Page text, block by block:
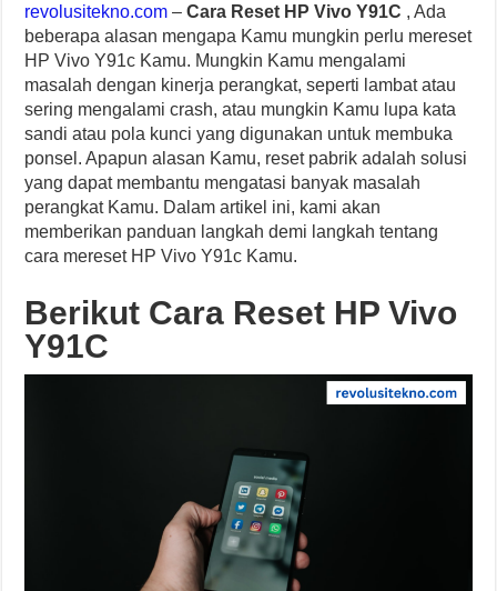
revolusitekno.com –Cara Reset HP Vivo Y91C , Ada
beberapa alasan mengapa Kamu mungkin perlu mereset
HP Vivo Y91c Kamu. Mungkin Kamu mengalami
masalah dengan kinerja perangkat, seperti lambat atau
sering mengalami crash, atau mungkin Kamu lupa kata
sandi atau pola kunci yang digunakan untuk membuka
ponsel. Apapun alasan Kamu, reset pabrik adalah solusi
yang dapat membantu mengatasi banyak masalah
perangkat Kamu. Dalam artikel ini, kami akan
memberikan panduan langkah demi langkah tentang
cara mereset HP Vivo Y91c Kamu.
Berikut Cara Reset HP Vivo
Y91C